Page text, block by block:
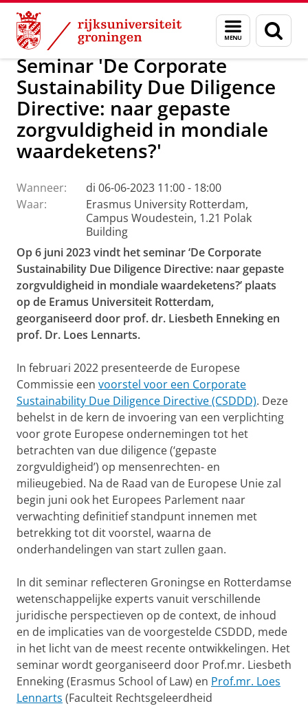
Skip
Content
Skip
Navigation
Menu
en
zoeken
Over ons Agenda
Seminar 'De Corporate
Sustainability Due Diligence
Directive: naar gepaste
zorgvuldigheid in mondiale
waardeketens?'
Wanneer:
di 06-06-2023 11:00 - 18:00
Waar:
Erasmus University Rotterdam,
Campus Woudestein, 1.21 Polak
Building
Op 6 juni 2023 vindt het seminar ‘De Corporate
Sustainability Due Diligence Directive: naar gepaste
zorgvuldigheid in mondiale waardeketens?’ plaats
op de Eramus Universiteit Rotterdam,
georganiseerd door prof. dr. Liesbeth Enneking en
prof. Dr. Loes Lennarts.
In februari 2022 presenteerde de Europese
Commissie een voorstel voor een Corporate
Sustainability Due Diligence Directive (CSDDD). Deze
behelst in de kern de invoering van een verplichting
voor grote Europese ondernemingen tot het
betrachten van due diligence (‘gepaste
zorgvuldigheid’) op mensenrechten- en
milieugebied. Na de Raad van de Europese Unie zal
begin juni ook het Europees Parlement naar
verwachting definitief standpunt innemen met
betrekking tot dit voorstel, waarna de
onderhandelingen van start zullen gaan.
In dit seminar reflecteren Groningse en Rotterdamse
wetenschappelijke experts vanuit verschillende
juridische perspectieven op de context, de inhoud
en de implicaties van de voorgestelde CSDDD, mede
in het licht van de meest recente ontwikkelingen. Het
seminar wordt georganiseerd door Prof.mr. Liesbeth
Enneking (Erasmus School of Law) en Prof.mr. Loes
Lennarts (Faculteit Rechtsgeleerdheid